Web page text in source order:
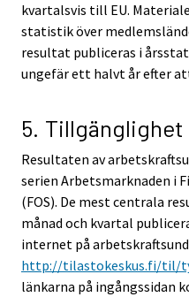
kvartalsvis till EU.
statistik över
resultat publiceras i
ungefär ett halvt år efter
5.
Resultaten av
serien Arbetsmarknaden i
(FOS). De mest centrala
månad och kvartal
internet på
http://tilastokeskus.fi/til/
länkarna på ingångssidan